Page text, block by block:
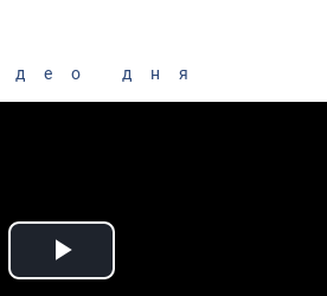
дня
Play Video